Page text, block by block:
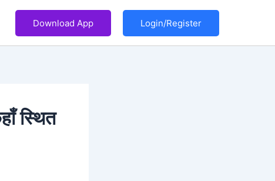
Download App Login/Register
स्थित